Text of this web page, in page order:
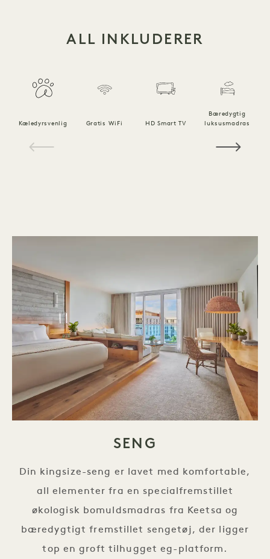
ALL INKLUDERER
Kæledyrsvenlig Gratis WiFi HD Smart TV
Bæredygtig
luksusmadras
SENG
Din kingsize-seng er lavet med komfortable,
all elementer fra en specialfremstillet
økologisk bomuldsmadras fra Keetsa og
bæredygtigt fremstillet sengetøj, der ligger
top en groft tilhugget eg-platform.